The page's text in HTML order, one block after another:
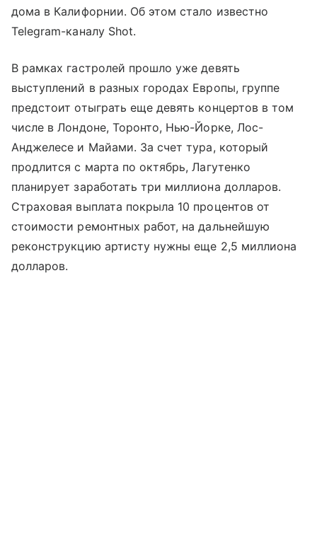
дома в Калифорнии. Об этом стало известно
Telegram-каналу Shot.
В рамках гастролей прошло уже девять
выступлений в разных городах Европы, группе
предстоит отыграть еще девять концертов в том
числе в Лондоне, Торонто, Нью-Йорке, Лос-
Анджелесе и Майами. За счет тура, который
продлится с марта по октябрь, Лагутенко
планирует заработать три миллиона долларов.
Страховая выплата покрыла 10 процентов от
стоимости ремонтных работ, на дальнейшую
реконструкцию артисту нужны еще 2,5 миллиона
долларов.